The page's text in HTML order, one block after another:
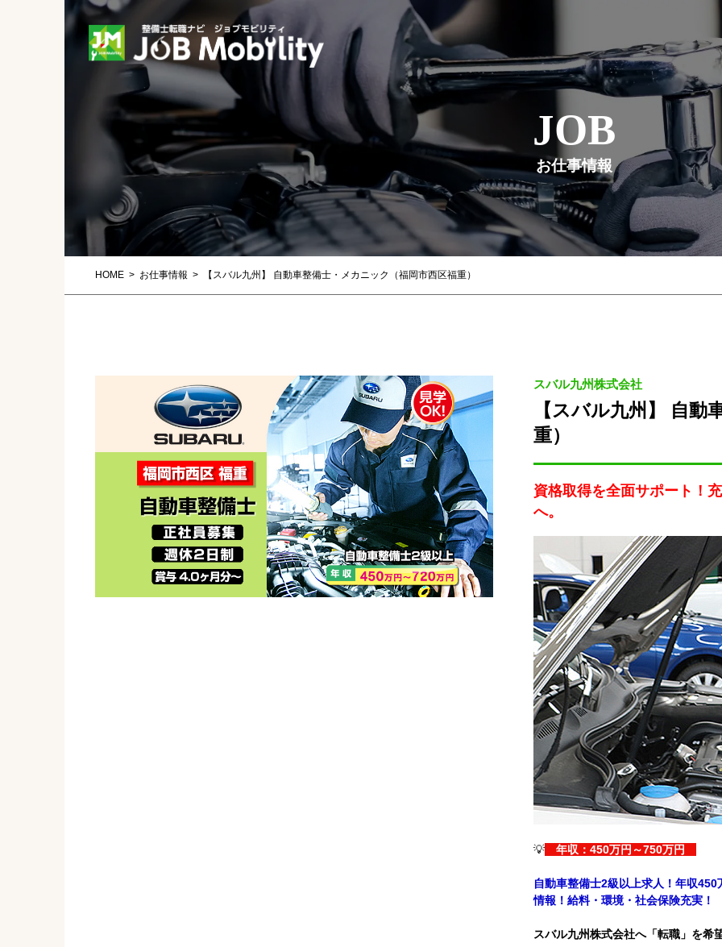
JOB
お仕事情報
HOME お仕事情報 【スバル九州】 自動車整備士・メカニック（福岡市西区福重）
スバル九州株式会社
【スバル九州】 自動
重）
資格取得を全面サポート！
へ。
💡 年収：450万円～750万円
自動車整備士2級以上求人！年収
情報！給料・環境・社会保険充実！
スバル九州株式会社へ「転職」を希